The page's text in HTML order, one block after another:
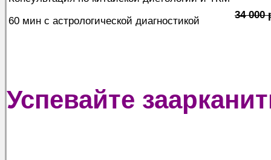
60 мин с астрологической диагностикой
34 000
Успевайте